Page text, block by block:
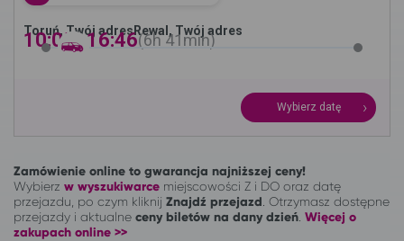
Toruń, Twój adresRewal, Twój adres
10:05 -16:46 6h41min
Wybierz datę
Zamówienie online to gwarancja najniższej ceny!
Wybierz w wyszukiwarce miejscowości Z i DO oraz datę
przejazdu, po czym kliknij Znajdź przejazd . Otrzymasz dostępne
przejazdy i aktualne ceny biletów na dany dzień Więcej o
zakupach online >>